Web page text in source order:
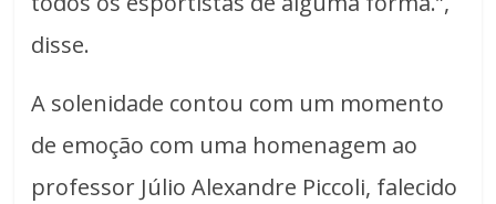
disse.
A solenidade contou com um momento
de emoção com uma homenagem ao
professor Júlio Alexandre Piccoli, falecido